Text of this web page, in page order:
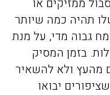
ממזיקים או
תהיה כמה שיותר
גבוה מדי, על מנת
בזמן המסיק
מהעץ ולא להשאיר
יבואו